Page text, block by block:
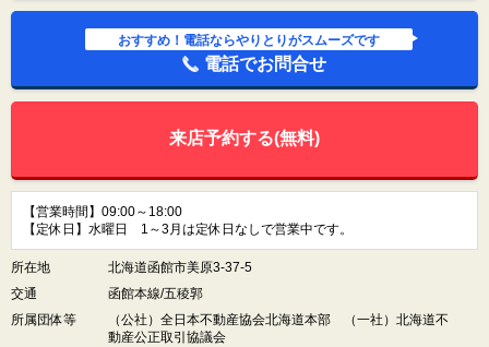
おすすめ！電話ならやりとりがスムーズです
電話でお問合せ
来店予約する(無料)
【営業時間】09:00～18:00
【定休日】水曜日 1～3月は定休日なしで営業中です。
所在地
北海道函館市美原3-37-5
交通
函館本線/五稜郭
所属団体等
（公社）全日本不動産協会北海道本部 （一社）北海道不
動産公正取引協議会